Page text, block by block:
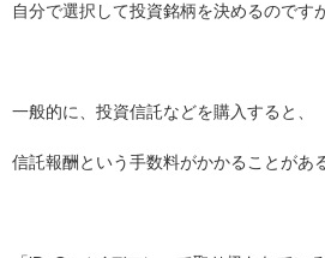
自分で選択して投資銘柄を決めるのです
一般的に、投資信託などを購入すると、
信託報酬という手数料がかかることがあ